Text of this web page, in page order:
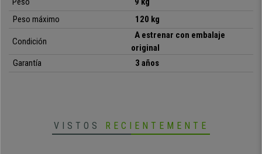
•Grueso acolchado en asiento y respaldo
• Apoyabrazos integrados y acolchados
•Tapizada con tejido de calidad
Peso máximo
120 kg
Condición
A estrenar con embalaje
original
Garantía
3 años
VISTOS RECIENTEMENTE